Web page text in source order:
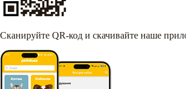
Сканируйте QR-код и скачивайте наше